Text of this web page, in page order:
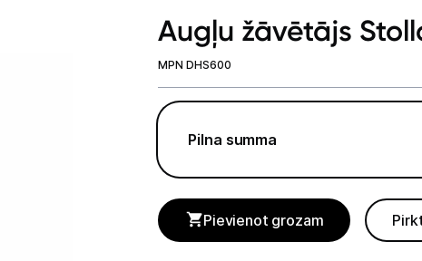
Telefoni, planšetdatori
Augļu žāvētājs
MPN DHS600
Pilna summa
Pievienot grozam